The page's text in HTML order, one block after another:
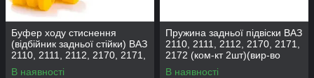
Буфер ходу стиснення
(відбійник задньої стійки) ВАЗ
2110, 2111, 2112, 2170, 2171,
2172 (2шт) (вир-во CS-20
В наявності
Пружина задньої підвіски ВАЗ
2110, 2111, 2112, 2170, 2171,
2172 (ком-кт 2шт)(вир-во
SKADI)
В наявності